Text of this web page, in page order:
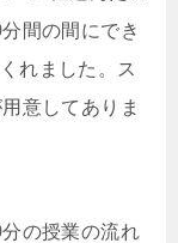
間の間にでき
れました。ス
意してありま
の授業の流れ